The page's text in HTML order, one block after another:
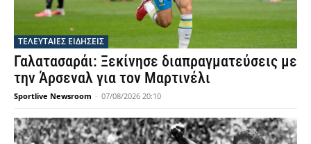
ΤΕΛΕΥΤΑΙΕΣ ΕΙΔΗΣΕΙΣ
Γαλατασαράι: Ξεκίνησε διαπραγματεύσεις με
την Άρσεναλ για τον Μαρτινέλι
Sportlive Newsroom - 07/08/2026 20:10